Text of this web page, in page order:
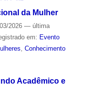
da Mulher
2026 — última
em: Evento
, Conhecimento
Acadêmico e